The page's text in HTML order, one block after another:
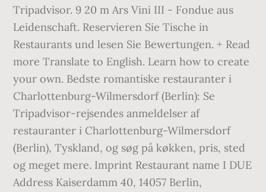
Tripadvisor. 9 20 m Ars Vini III - Fondue aus
Leidenschaft. Reservieren Sie Tische in
Restaurants und lesen Sie Bewertungen. + Read
more Translate to English. Learn how to create
your own. Bedste romantiske restauranter i
Charlottenburg-Wilmersdorf (Berlin): Se
Tripadvisor-rejsendes anmeldelser af
restauranter i Charlottenburg-Wilmersdorf
(Berlin), Tyskland, og søg på køkken, pris, sted
og meget mere. Imprint Restaurant name I DUE
Address Kaiserdamm 40, 14057 Berlin,